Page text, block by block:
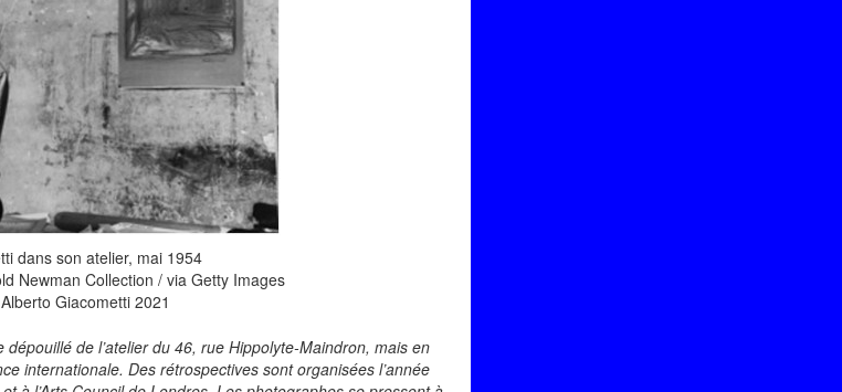
dans son atelier, mai 1954
Newman Collection / via Getty Images
Giacometti 2021
de l’atelier du 46, rue Hippolyte-Maindron, mais en
internationale. Des rétrospectives sont organisées l’année